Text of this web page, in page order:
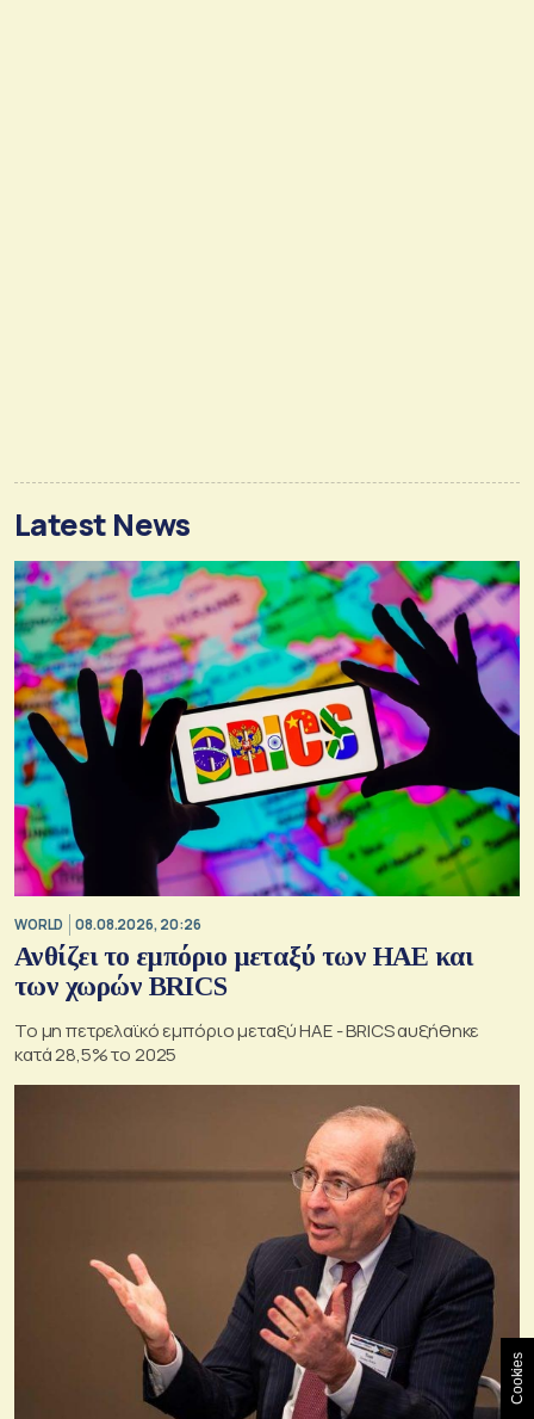
Latest News
WORLD 08.08.2026, 20:26
Ανθίζει το εμπόριο μεταξύ των ΗΑΕ και
των χωρών BRICS
Το μη πετρελαϊκό εμπόριο μεταξύ ΗΑΕ - BRICS αυξήθηκε
κατά 28,5% το 2025
Cookies